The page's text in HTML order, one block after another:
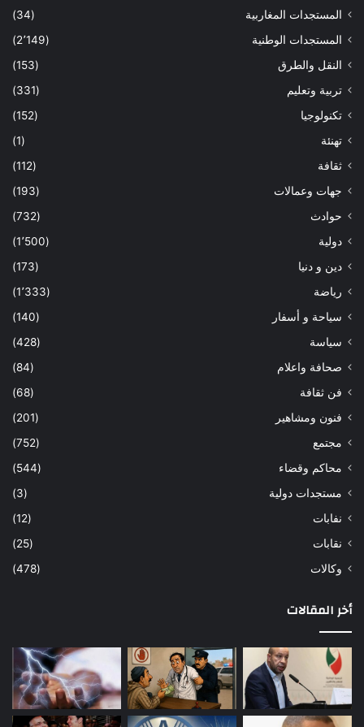
المستجدات المغاربية
(34)
المستجدات الوطنية
(2٬149)
النقل والطرق
(153)
تربية وتعليم
(331)
تكنولوجيا
(152)
تهنئة
(1)
ثقافة
(112)
جهات وعمالات
(193)
حوادث
(732)
دولية
(1٬500)
دين و دنيا
(173)
رياضة
(1٬333)
سياحة و أسفار
(140)
سياسة
(428)
صحافة واعلام
(84)
فن ثقافة
(68)
فنون ومشاهير
(201)
مجتمع
(752)
محاكم وقضاء
(544)
مستجدات دولية
(3)
نفابات
(12)
نقابات
(25)
وكالات
(478)
أخر المقالات